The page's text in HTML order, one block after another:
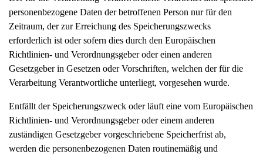
personenbezogene Daten der betroffenen Person nur für den
Zeitraum, der zur Erreichung des Speicherungszwecks
erforderlich ist oder sofern dies durch den Europäischen
Richtlinien- und Verordnungsgeber oder einen anderen
Gesetzgeber in Gesetzen oder Vorschriften, welchen der für die
Verarbeitung Verantwortliche unterliegt, vorgesehen wurde.
Entfällt der Speicherungszweck oder läuft eine vom Europäischen
Richtlinien- und Verordnungsgeber oder einem anderen
zuständigen Gesetzgeber vorgeschriebene Speicherfrist ab,
werden die personenbezogenen Daten routinemäßig und